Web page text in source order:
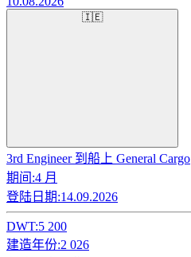
🇮🇪
3rd Engineer 到船上 General Cargo
期间:4 月
登陆日期:14.09.2026
DWT:5 200
建造年份:2 026